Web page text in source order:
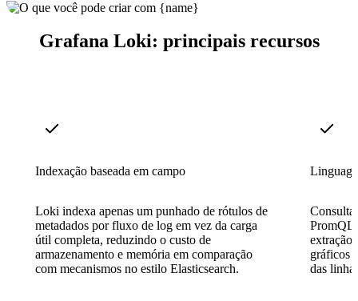
Grafana Loki: principais recursos
Indexação baseada em campo
Loki indexa apenas um punhado de rótulos de
metadados por fluxo de log em vez da carga
útil completa, reduzindo o custo de
armazenamento e memória em comparação
com mecanismos no estilo Elasticsearch.
PromQL
extração
gráficos
das